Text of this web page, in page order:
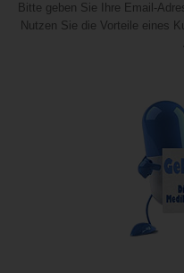
Bitte geben Sie Ihre Email-
Nutzen Sie die Vorteile eines